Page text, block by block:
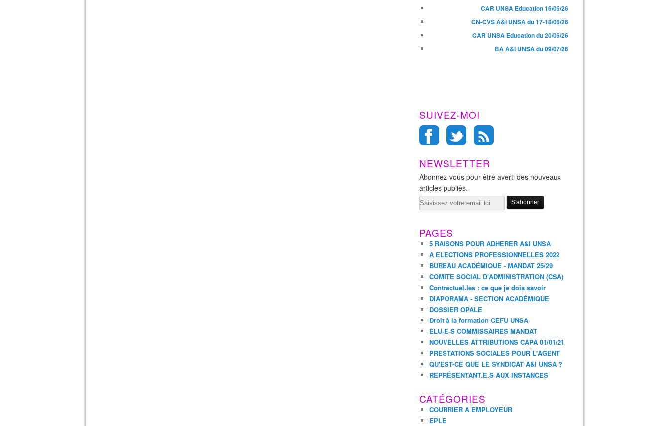
CAR UNSA Education 16/06/26
CN-CVS A&I UNSA du 17-18/06/26
CAR UNSA Education du 20/06/26
BA A&I UNSA du 09/07/26
SUIVEZ-MOI
NEWSLETTER
Abonnez-vous pour être averti des nouveaux
articles publiés.
Email
PAGES
5 RAISONS POUR ADHERER A&I UNSA
A ELECTIONS PROFESSIONNELLES 2022
BUREAU ACADÉMIQUE - MANDAT 25/29
COMITE SOCIAL D'ADMINISTRATION (CSA)
Contractuel.les : ce que je dois savoir
DIAPORAMA - SECTION ACADÉMIQUE
DOSSIER OPALE
Droit à la formation CEFU UNSA
ELU·E·S COMMISSAIRES MANDAT
NOUVELLES ATTRIBUTIONS CAPA 01/01/21
PRESTATIONS SOCIALES POUR L'AGENT
QU'EST-CE QUE LE SYNDICAT A&I UNSA ?
REPRÉSENTANT.E.S AUX INSTANCES
CATÉGORIES
COURRIER A EMPLOYEUR
EPLE